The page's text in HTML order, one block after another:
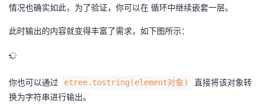
情况也确实如此，为了验证，你可以在 循环中继续嵌套一层。
此时输出的内容就变得丰富了需求，如下图所示：
你也可以通过 etree.tostring(element对象)
直接将该对象转
换为字符串进行输出。